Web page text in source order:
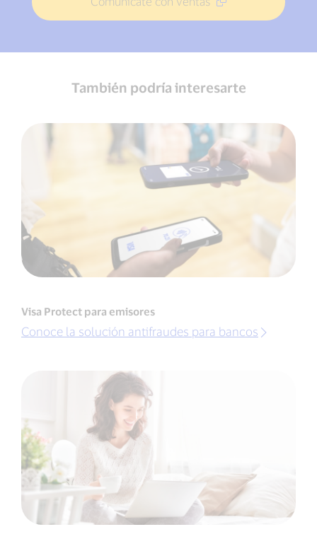
También podría interesarte
Visa Protect para emisores
Conoce la solución antifraudes para bancos